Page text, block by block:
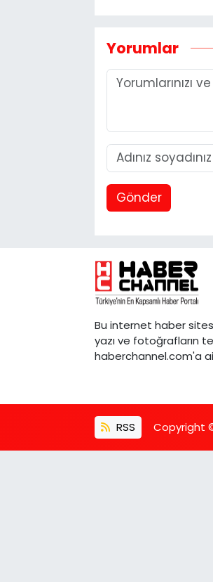
Yorumlar
Gönder
Bu internet haber
yazı ve fotoğrafların
haberchannel.com'a
RSS Copyright ©